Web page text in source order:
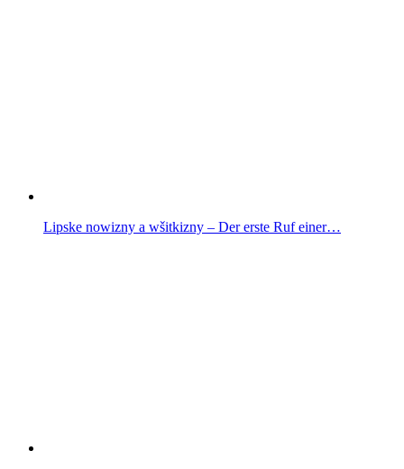
Lipske nowizny a wšitkizny – Der erste Ruf einer…